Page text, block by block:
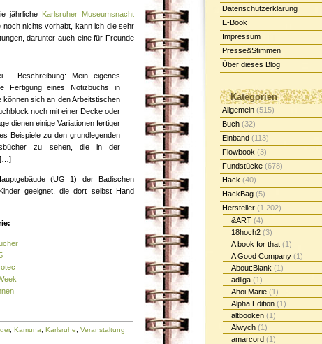
jährliche Karlsruher Museumsnacht
noch nichts vorhabt, kann ich die sehr
darunter auch eine für Freunde
– Beschreibung: Mein eigenes
Fertigung eines Notizbuchs in
sich an den Arbeitstischen
noch mit einer Decke oder
dienen einige Variationen fertiger
Beispiele zu den grundlegenden
zu sehen, die in der
[…]
(UG 1) der Badischen
geeignet, die dort selbst Hand
, Kamuna Karlsruhe Veranstaltung
Datenschutzerklärung
E-Book
Impressum
Presse&Stimmen
Über dieses Blog
Kategorien
Allgemein (515)
Buch (32)
Einband (113)
Flowbook (3)
Fundstücke (678)
Hack (40)
HackBag (5)
Hersteller (1.202)
&ART (4)
18hoch2 (3)
A book for that (1)
A Good Company (1)
About:Blank (1)
adliga (1)
Ahoi Marie (1)
Alpha Edition (1)
altbooken (1)
Alwych (1)
amarcord (1)